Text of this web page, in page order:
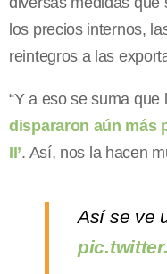
los precios internos,
reintegros a las
“Y a eso se suma que
dispararon aún más
II’. Así, nos la hacen
Así se ve